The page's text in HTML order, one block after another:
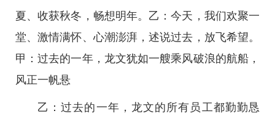
夏、收获秋冬，畅想明年。乙：今天，我们欢聚一
堂、激情满怀、心潮澎湃，述说过去，放飞希望。
甲：过去的一年，龙文犹如一艘乘风破浪的航船，
风正一帆悬
乙：过去的一年，龙文的所有员工都勤勤恳